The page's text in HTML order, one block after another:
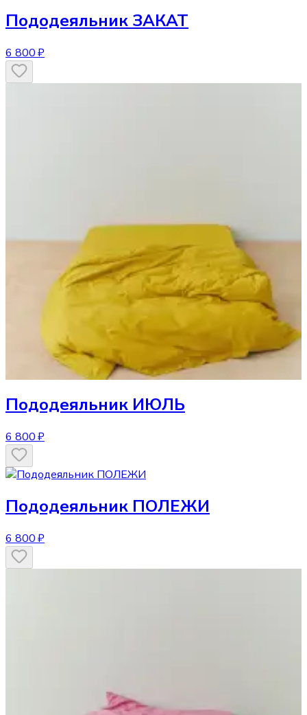
Пододеяльник ЗАКАТ
6 800 ₽
Пододеяльник ИЮЛЬ
6 800 ₽
Пододеяльник ПОЛЕЖИ
6 800 ₽